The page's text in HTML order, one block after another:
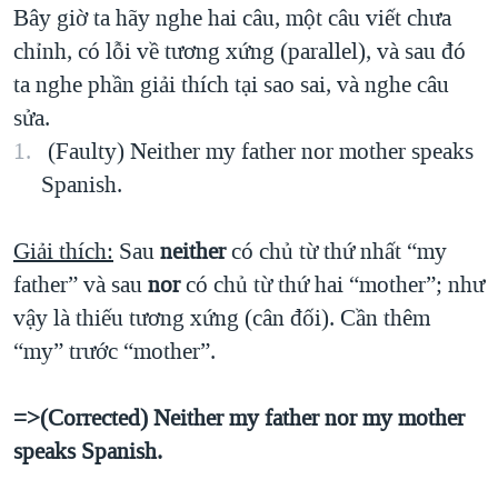
Bây giờ ta hãy nghe hai câu, một câu viết chưa
chỉnh, có lỗi về tương xứng (parallel), và sau đó
ta nghe phần giải thích tại sao sai, và nghe câu
sửa.
(Faulty) Neither my father nor mother speaks
Spanish.
Giải thích: Sauneithercó chủ từ thứ nhất “my
father” và saunorcó chủ từ thứ hai “mother”; như
vậy là thiếu tương xứng (cân đối). Cần thêm
“my” trước “mother”.
=>(Corrected) Neither my father nor my mother
speaks Spanish.